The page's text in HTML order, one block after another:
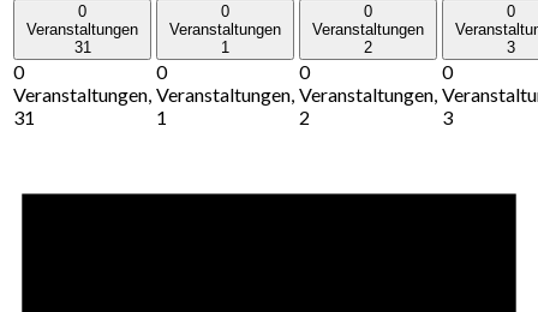
0
Veranstaltungen
31
0
Veranstaltungen,
31
0
Veranstaltungen
1
0
Veranstaltungen,
1
0
Veranstaltungen
2
0
Veranstaltungen,
2
0
3
0
3